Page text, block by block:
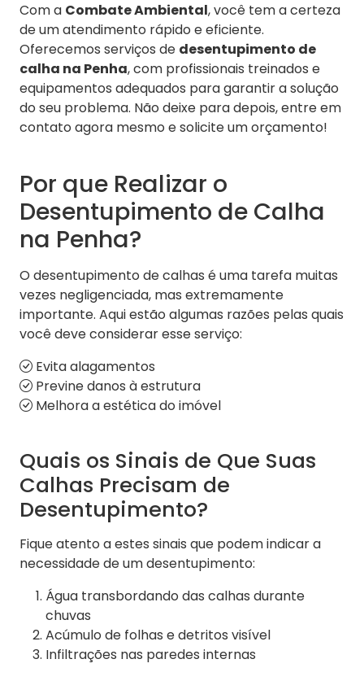
Com a Combate Ambiental, você tem a certeza
de um atendimento rápido e eficiente.
Oferecemos serviços de desentupimento de
calha na Penha, com profissionais treinados e
equipamentos adequados para garantir a solução
do seu problema. Não deixe para depois, entre em
contato agora mesmo e solicite um orçamento!
Por que Realizar o
Desentupimento de Calha
na Penha?
O desentupimento de calhas é uma tarefa muitas
vezes negligenciada, mas extremamente
importante. Aqui estão algumas razões pelas quais
você deve considerar esse serviço:
Evita alagamentos
Previne danos à estrutura
Melhora a estética do imóvel
Quais os Sinais de Que Suas
Calhas Precisam de
Desentupimento?
Fique atento a estes sinais que podem indicar a
necessidade de um desentupimento:
Água transbordando das calhas durante
chuvas
Acúmulo de folhas e detritos visível
Infiltrações nas paredes internas